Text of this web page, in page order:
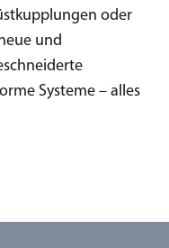
oder
und
Systeme – alles